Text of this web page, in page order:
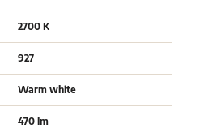
2700 K
927
Warm white
470 lm